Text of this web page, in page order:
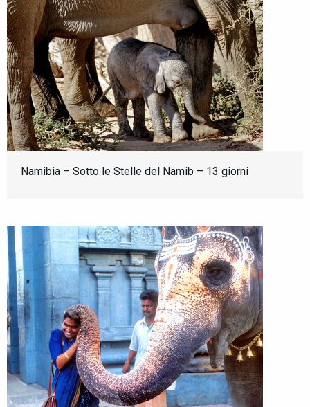
Namibia – Sotto le Stelle del Namib – 13 giorni